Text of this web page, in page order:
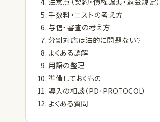
手数料・コストの考え方
与信・審査の考え方
分割対応は法的に問題ない？
よくある誤解
用語の整理
準備しておくもの
導入の相談（PD・PROTOCOL）
よくある質問